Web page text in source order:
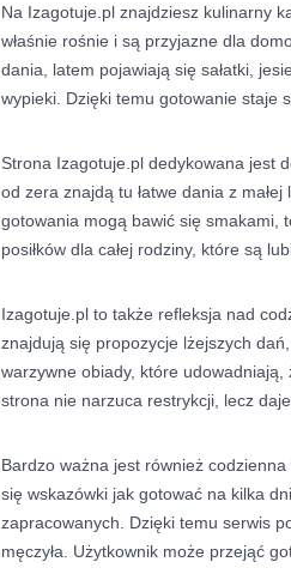
Na Izagotuje.pl znajdziesz kulinarny
właśnie rośnie i są przyjazne dla
dania, latem pojawiają się sałatki,
wypieki. Dzięki temu gotowanie staje
Strona Izagotuje.pl dedykowana jest
od zera znajdą tu łatwe dania z
gotowania mogą bawić się smakami,
posiłków dla całej rodziny, które są
Izagotuje.pl to także refleksja nad
znajdują się propozycje lżejszych
warzywne obiady, które
strona nie narzuca restrykcji, lecz daje
Bardzo ważna jest również
się wskazówki jak gotować na kilka
zapracowanych. Dzięki temu serwis
męczyła. Użytkownik może przejąć